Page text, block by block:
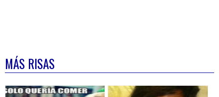
MÁS RISAS